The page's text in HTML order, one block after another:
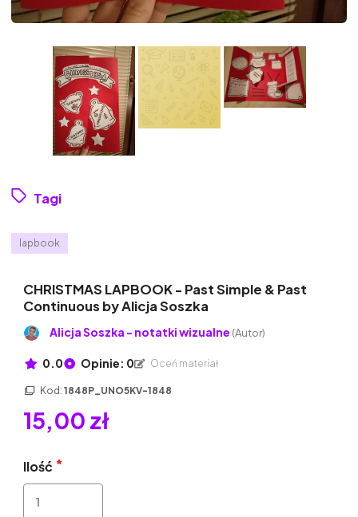
Tagi
lapbook
CHRISTMAS LAPBOOK - Past Simple & Past
Continuous by Alicja Soszka
Alicja Soszka - notatki wizualne (Autor)
0.0 Opinie: 0 Oceń materiał
Kod: 1848P_UNO5KV-1848
15,00 zł
Ilość